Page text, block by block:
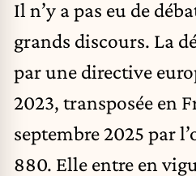
Il n’y a pas eu de
grands discours. La
par une directive
2023, transposée en
septembre 2025 par
880. Elle entre en